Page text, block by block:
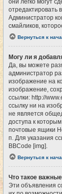
они легко могут
отредактировать
Администратор
смайликов,
Вернуться к
Могу ли я
Да, вы можете
администратор
изображение на
изображение,
ссылки: http://
ссылку ни на
не является
доступа к
почтовые ящики
п. Для указания
BBCode [img].
Вернуться к
Что такое
Эти объявления